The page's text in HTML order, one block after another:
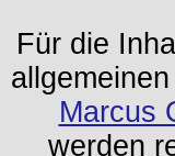
Für die
Marcus
werden